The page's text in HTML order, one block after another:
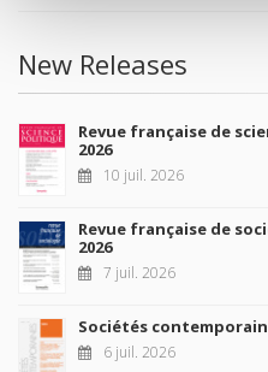
New Releases
Revue française de
2026
10 juil. 2026
Revue française de
2026
7 juil. 2026
Sociétés
6 juil. 2026